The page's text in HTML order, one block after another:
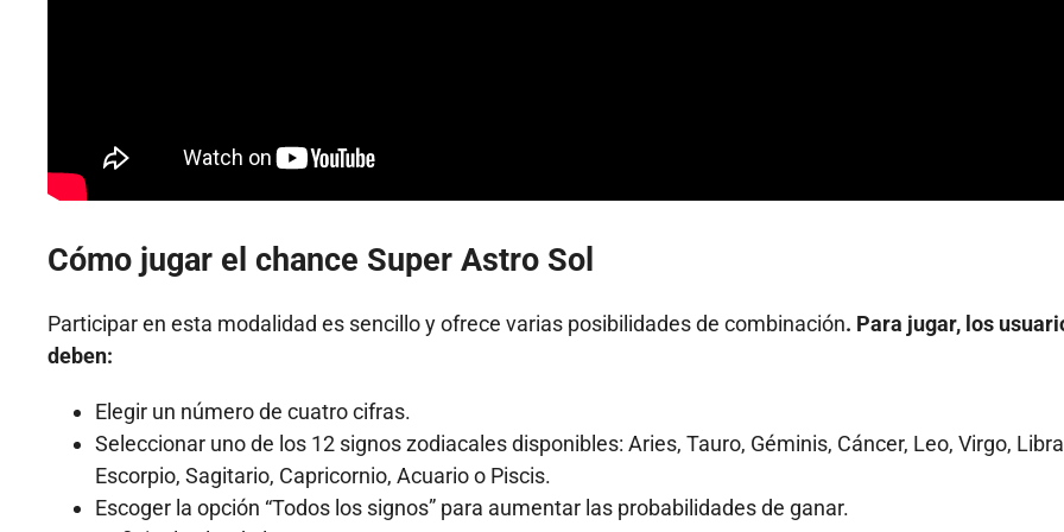
Cómo jugar el chance Super Astro Sol
Participar en esta modalidad es sencillo y ofrece varias posibilidades de combinación. Para jugar, los
deben:
Elegir un número de cuatro cifras.
Seleccionar uno de los 12 signos zodiacales disponibles: Aries, Tauro, Géminis, Cáncer, Leo, Virgo,
Escorpio, Sagitario, Capricornio, Acuario o Piscis.
Escoger la opción “Todos los signos” para aumentar las probabilidades de ganar.